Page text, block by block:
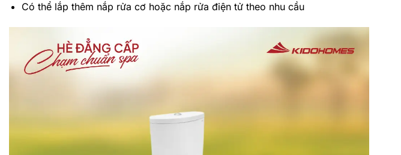
Có thể lắp thêm nắp rửa cơ hoặc nắp rửa điện tử theo nhu cầu